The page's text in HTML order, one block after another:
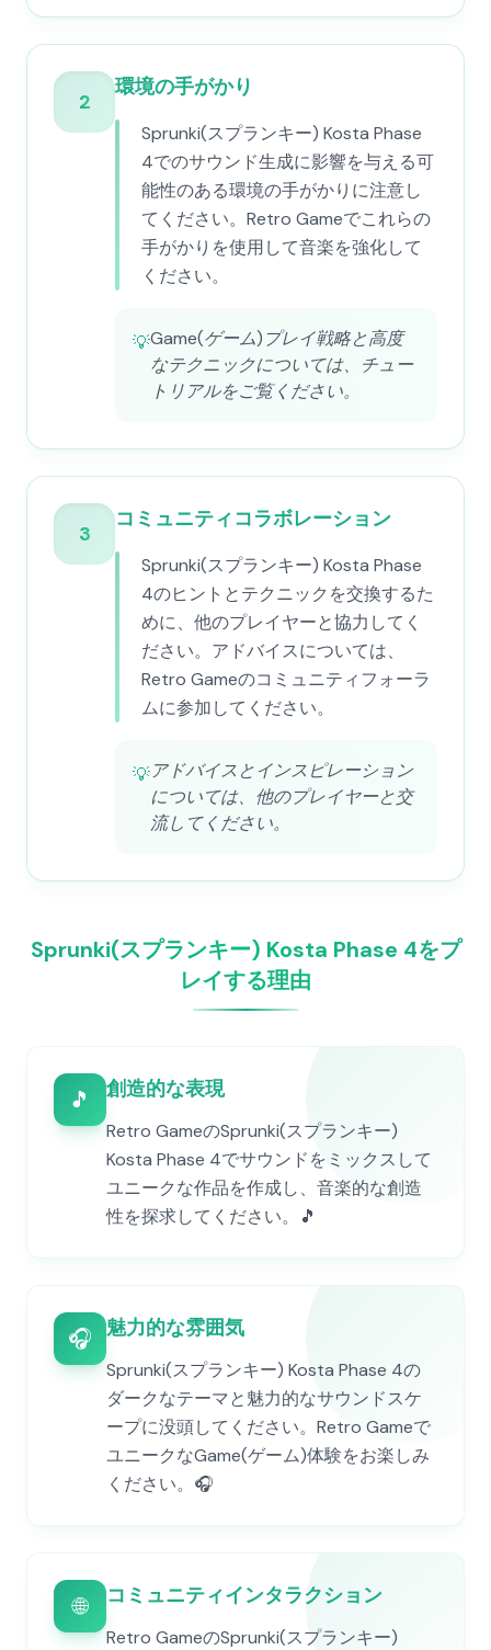
2
環境の手がかり
Sprunki(スプランキー) Kosta Phase
4でのサウンド生成に影響を与える可
能性のある環境の手がかりに注意し
てください。Retro Gameでこれらの
手がかりを使用して音楽を強化して
ください。
💡Game(ゲーム)プレイ戦略と高度
なテクニックについては、チュー
トリアルをご覧ください。
3
コミュニティコラボレーション
Sprunki(スプランキー) Kosta Phase
4のヒントとテクニックを交換するた
めに、他のプレイヤーと協力してく
ださい。アドバイスについては、
Retro Gameのコミュニティフォーラ
ムに参加してください。
💡アドバイスとインスピレーション
については、他のプレイヤーと交
流してください。
Sprunki(スプランキー) Kosta Phase 4をプ
レイする理由
🎵 創造的な表現
Retro GameのSprunki(スプランキー)
Kosta Phase 4でサウンドをミックスして
ユニークな作品を作成し、音楽的な創造
性を探求してください。🎵
🎧 魅力的な雰囲気
Sprunki(スプランキー) Kosta Phase 4の
ダークなテーマと魅力的なサウンドスケ
ープに没頭してください。Retro Gameで
ユニークなGame(ゲーム)体験をお楽しみ
ください。🎧
🌐 コミュニティインタラクション
Retro GameのSprunki(スプランキー)